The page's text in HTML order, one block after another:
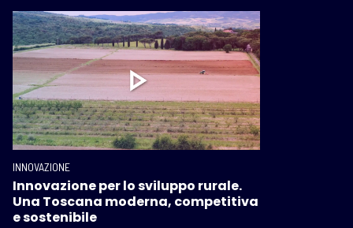
INNOVAZIONE
Innovazione per lo sviluppo rurale.
Una Toscana moderna, competitiva
e sostenibile